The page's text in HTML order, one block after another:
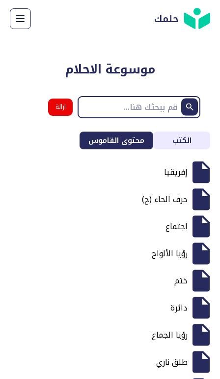
حلمك
موسوعة الاحلام
ازالة
البحث
الكتب محتوى القاموس
إفريقيا
حرف الحاء (ح)
اجتماع
رؤيا الألواح
ختم
دائرة
رؤيا الجماع
طلق ناري